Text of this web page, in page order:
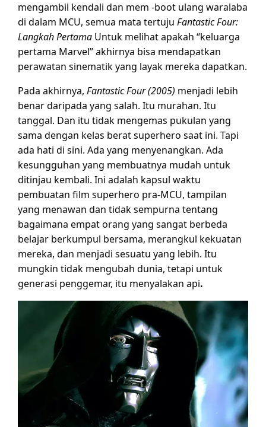
mengambil kendali dan mem -boot ulang waralaba
di dalam MCU, semua mata tertuju Fantastic Four:
Langkah Pertama Untuk melihat apakah “keluarga
pertama Marvel” akhirnya bisa mendapatkan
perawatan sinematik yang layak mereka dapatkan.
Pada akhirnya, Fantastic Four (2005) menjadi lebih
benar daripada yang salah. Itu murahan. Itu
tanggal. Dan itu tidak mengemas pukulan yang
sama dengan kelas berat superhero saat ini. Tapi
ada hati di sini. Ada yang menyenangkan. Ada
kesungguhan yang membuatnya mudah untuk
ditinjau kembali. Ini adalah kapsul waktu
pembuatan film superhero pra-MCU, tampilan
yang menawan dan tidak sempurna tentang
bagaimana empat orang yang sangat berbeda
belajar berkumpul bersama, merangkul kekuatan
mereka, dan menjadi sesuatu yang lebih. Itu
mungkin tidak mengubah dunia, tetapi untuk
generasi penggemar, itu menyalakan api.